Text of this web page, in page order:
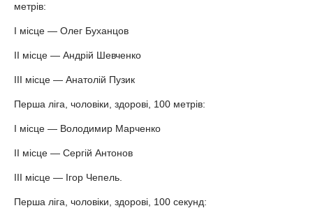
метрів:
І місце — Олег Буханцов
ІІ місце — Андрій Шевченко
ІІІ місце — Анатолій Пузик
Перша ліга, чоловіки, здорові, 100 метрів:
І місце — Володимир Марченко
ІІ місце — Сергій Антонов
ІІІ місце — Ігор Чепель.
Перша ліга, чоловіки, здорові, 100 секунд: